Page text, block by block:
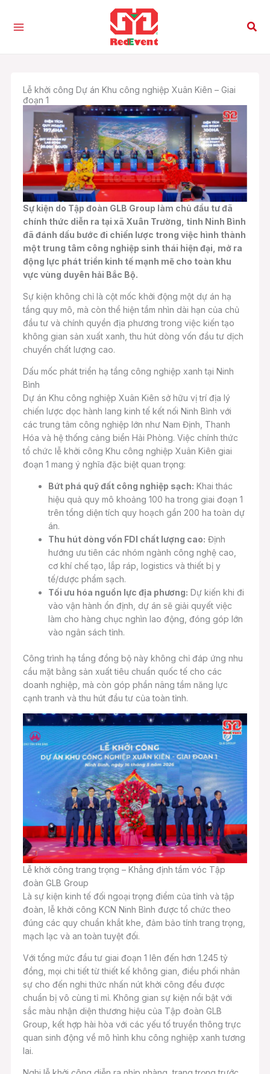
Tìm
Lễ khởi công Dự án Khu công nghiệp Xuân Kiên – Giai
đoạn 1
Sự kiện do Tập đoàn GLB Group làm chủ đầu tư đã
chính thức diễn ra tại xã Xuân Trường, tỉnh Ninh Bình
đã đánh dấu bước đi chiến lược trong việc hình thành
một trung tâm công nghiệp sinh thái hiện đại, mở ra
động lực phát triển kinh tế mạnh mẽ cho toàn khu
vực vùng duyên hải Bắc Bộ.
Sự kiện không chỉ là cột mốc khởi động một dự án hạ
tầng quy mô, mà còn thể hiện tầm nhìn dài hạn của chủ
đầu tư và chính quyền địa phương trong việc kiến tạo
không gian sản xuất xanh, thu hút dòng vốn đầu tư dịch
chuyển chất lượng cao.
Dấu mốc phát triển hạ tầng công nghiệp xanh tại Ninh
Bình
Dự án Khu công nghiệp Xuân Kiên sở hữu vị trí địa lý
chiến lược dọc hành lang kinh tế kết nối Ninh Bình với
các trung tâm công nghiệp lớn như Nam Định, Thanh
Hóa và hệ thống cảng biển Hải Phòng. Việc chính thức
tổ chức lễ khởi công Khu công nghiệp Xuân Kiên giai
đoạn 1 mang ý nghĩa đặc biệt quan trọng:
Bứt phá quỹ đất công nghiệp sạch: Khai thác
hiệu quả quy mô khoảng 100 ha trong giai đoạn 1
trên tổng diện tích quy hoạch gần 200 ha toàn dự
án.
Thu hút dòng vốn FDI chất lượng cao: Định
hướng ưu tiên các nhóm ngành công nghệ cao,
cơ khí chế tạo, lắp ráp, logistics và thiết bị y
tế/dược phẩm sạch.
Tối ưu hóa nguồn lực địa phương: Dự kiến khi đi
vào vận hành ổn định, dự án sẽ giải quyết việc
làm cho hàng chục nghìn lao động, đóng góp lớn
vào ngân sách tỉnh.
Công trình hạ tầng đồng bộ này không chỉ đáp ứng nhu
cầu mặt bằng sản xuất tiêu chuẩn quốc tế cho các
doanh nghiệp, mà còn góp phần nâng tầm năng lực
cạnh tranh và thu hút đầu tư của toàn tỉnh.
Lễ khởi công trang trọng – Khẳng định tầm vóc Tập
đoàn GLB Group
Là sự kiện kinh tế đối ngoại trọng điểm của tỉnh và tập
đoàn, lễ khởi công KCN Ninh Bình được tổ chức theo
đúng các quy chuẩn khắt khe, đảm bảo tính trang trọng,
mạch lạc và an toàn tuyệt đối.
Với tổng mức đầu tư giai đoạn 1 lên đến hơn 1.245 tỷ
đồng, mọi chi tiết từ thiết kế không gian, điều phối nhân
sự cho đến nghi thức nhấn nút khởi công đều được
chuẩn bị vô cùng tỉ mỉ. Không gian sự kiện nổi bật với
sắc màu nhận diện thương hiệu của Tập đoàn GLB
Group, kết hợp hài hòa với các yếu tố truyền thông trực
quan sinh động về mô hình khu công nghiệp xanh tương
lai.